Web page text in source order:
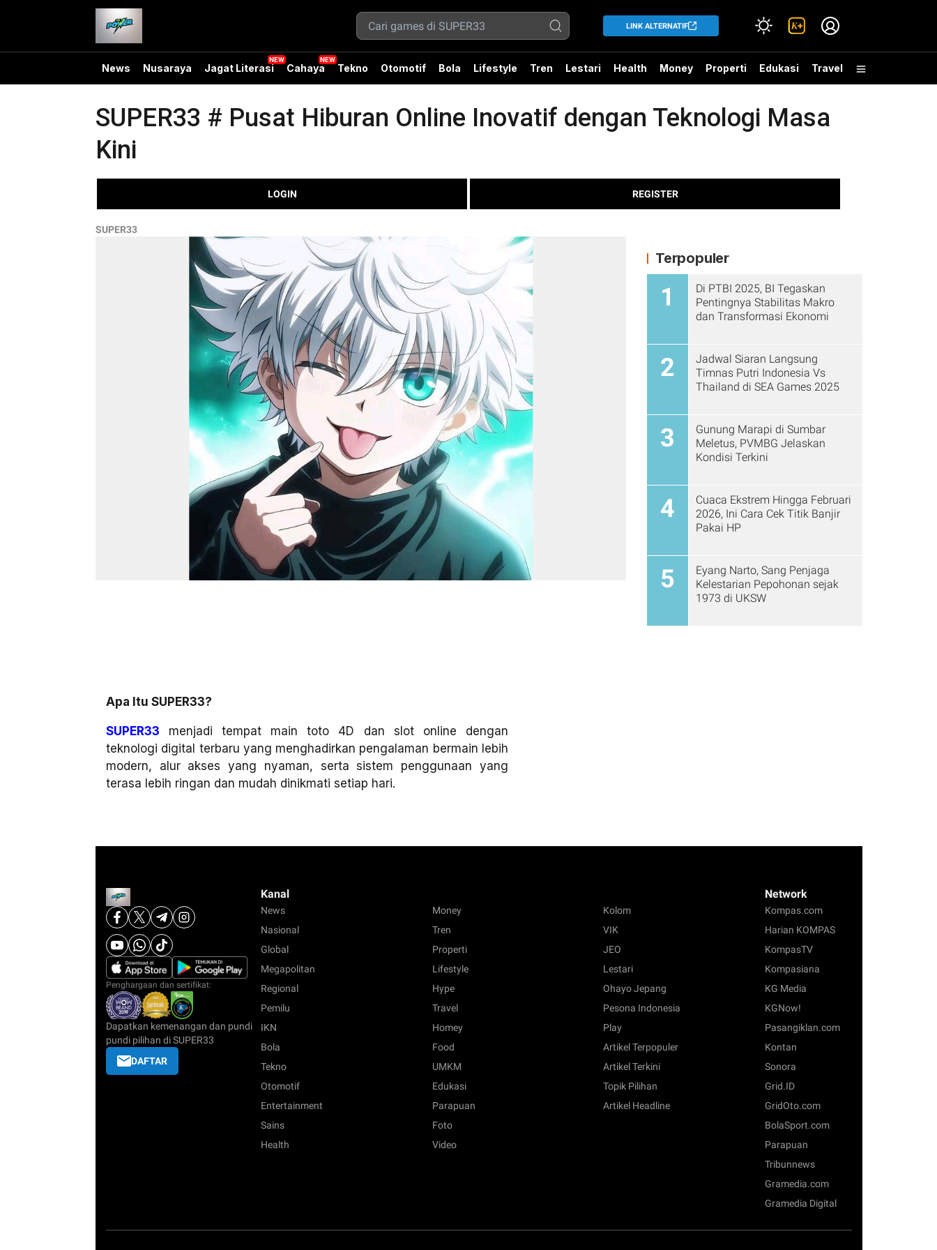
LINK ALTERNATIF
News Nusaraya Jagat Literasi Cahaya Tekno Otomotif Bola Lifestyle Tren Lestari Health Money Properti Edukasi Travel
SUPER33 # Pusat Hiburan Online Inovatif dengan Teknologi Masa
Kini
LOGIN REGISTER
SUPER33
Apa Itu SUPER33?
SUPER33 menjadi tempat main toto 4D dan slot online dengan
teknologi digital terbaru yang menghadirkan pengalaman bermain lebih
modern, alur akses yang nyaman, serta sistem penggunaan yang
terasa lebih ringan dan mudah dinikmati setiap hari.
Terpopuler
1
Di PTBI 2025, BI Tegaskan
Pentingnya Stabilitas Makro
dan Transformasi Ekonomi
2
Jadwal Siaran Langsung
Timnas Putri Indonesia Vs
Thailand di SEA Games 2025
3
Gunung Marapi di Sumbar
Meletus, PVMBG Jelaskan
Kondisi Terkini
4
Cuaca Ekstrem Hingga Februari
2026, Ini Cara Cek Titik Banjir
Pakai HP
5
Eyang Narto, Sang Penjaga
Kelestarian Pepohonan sejak
1973 di UKSW
Penghargaan dan sertifikat:
Dapatkan kemenangan dan pundi
pundi pilihan di SUPER33
DAFTAR
Kanal
News
Nasional
Global
Megapolitan
Regional
Pemilu
IKN
Bola
Tekno
Otomotif
Entertainment
Sains
Health
Money
Tren
Properti
Lifestyle
Hype
Travel
Homey
Food
UMKM
Edukasi
Parapuan
Foto
Video
Kolom
VIK
JEO
Lestari
Ohayo Jepang
Pesona Indonesia
Play
Artikel Terpopuler
Artikel Terkini
Topik Pilihan
Artikel Headline
Network
Kompas.com
Harian KOMPAS
KompasTV
Kompasiana
KG Media
KGNow!
Pasangiklan.com
Kontan
Sonora
Grid.ID
GridOto.com
BolaSport.com
Parapuan
Tribunnews
Gramedia.com
Gramedia Digital